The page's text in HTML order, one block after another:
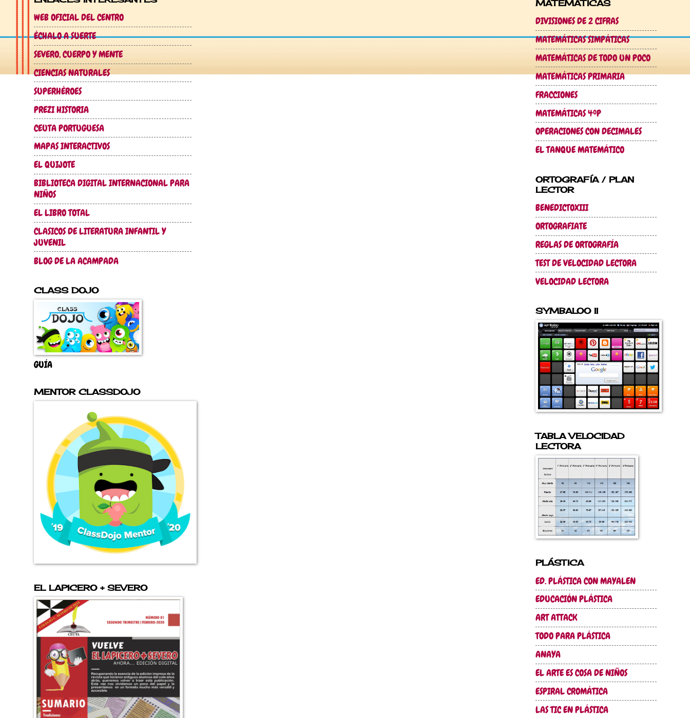
WEB OFICIAL DEL CENTRO
ÉCHALO A SUERTE
SEVERO, CUERPO Y MENTE
CIENCIAS NATURALES
SUPERHÉROES
PREZI HISTORIA
CEUTA PORTUGUESA
MAPAS INTERACTIVOS
EL QUIJOTE
BIBLIOTECA DIGITAL INTERNACIONAL PARA
NIÑOS
EL LIBRO TOTAL
CLASICOS DE LITERATURA INFANTIL Y
JUVENIL
BLOG DE LA ACAMPADA
CLASS DOJO
GUÍA
MENTOR CLASSDOJO
EL LAPICERO + SEVERO
MATEMÁTICAS
DIVISIONES DE 2 CIFRAS
MATEMÁTICAS SIMPÁTICAS
MATEMÁTICAS DE TODO UN POCO
MATEMÁTICAS PRIMARIA
FRACCIONES
MATEMÁTICAS 4ºP
OPERACIONES CON DECIMALES
EL TANQUE MATEMÁTICO
ORTOGRAFÍA / PLAN
LECTOR
BENEDICTOXIII
ORTOGRAFIATE
REGLAS DE ORTOGRAFÍA
TEST DE VELOCIDAD LECTORA
VELOCIDAD LECTORA
SYMBALOO II
TABLA VELOCIDAD
LECTORA
PLÁSTICA
ED. PLÁSTICA CON MAYALEN
EDUCACIÓN PLÁSTICA
ART ATTACK
TODO PARA PLÁSTICA
ANAYA
EL ARTE ES COSA DE NIÑOS
ESPIRAL CROMÁTICA
LAS TIC EN PLÁSTICA